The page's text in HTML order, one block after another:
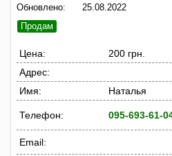
Обновлено:
25.08.2022
Продам
Цена:
200 грн.
Адрес:
Имя:
Наталья
Телефон: 095-693-61-
Email: